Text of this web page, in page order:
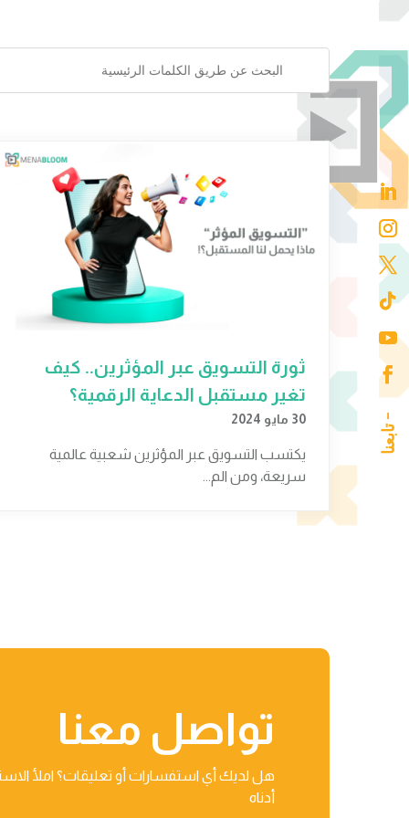
ثورة التسويق عبر المؤثرين.. كيف
تغير مستقبل الدعاية الرقمية؟
30 مايو 2024
يكتسب التسويق عبر المؤثرين شعبية عالمية
سريعة، ومن الم...
تواصل معنا
هل لديك أي استفسارات أو تعليقات؟ املأ
أدناه